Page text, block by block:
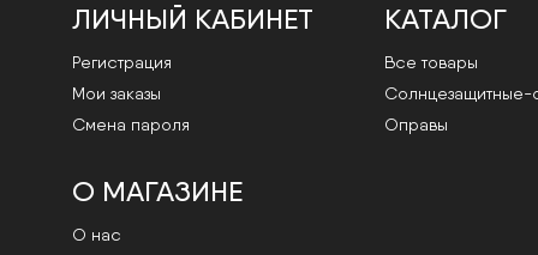
ЛИЧНЫЙ КАБИНЕТ
Регистрация
Мои заказы
Смена пароля
КАТАЛОГ
Все товары
Cолнцезащитные-
Оправы
О МАГАЗИНЕ
О нас